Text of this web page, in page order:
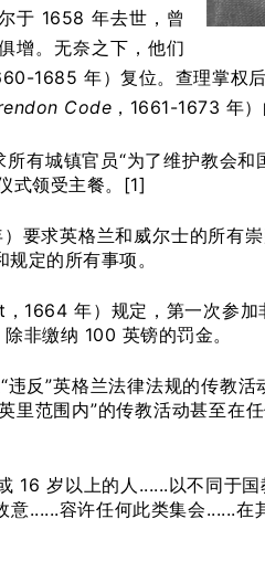
于 1658 年去世，曾
增。无奈之下，他们
1685 年）复位。查理掌权
Code ，1661-1673 年
所有城镇官员“为了维护教会
式领受主餐。[1]
）要求英格兰和威尔士的所有
定的所有事项。
1664 年）规定，第一次参
非缴纳 100 英镑的罚金。
违反”英格兰法律法规的传教
里范围内”的传教活动甚至在
16 岁以上的人......以不同于
......容许任何此类集会......